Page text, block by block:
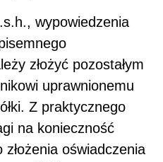
wypowiedzenia
złożyć pozostałym
uprawnionemu
Z praktycznego
na konieczność
oświadczenia